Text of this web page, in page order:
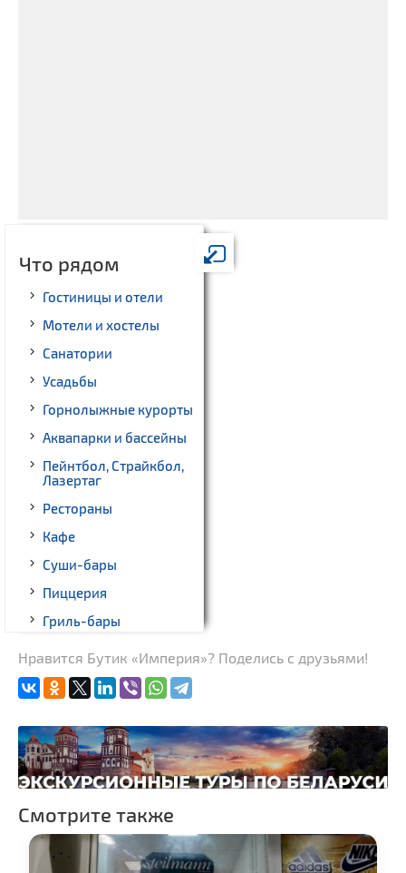
Что рядом
Гостиницы и отели
Мотели и хостелы
Санатории
Усадьбы
Горнолыжные курорты
Аквапарки и бассейны
Пейнтбол, Страйкбол,
Лазертаг
Рестораны
Кафе
Суши-бары
Пиццерия
Гриль-бары
Театры
Боулинг
Бильярд
Казино
Торговые центры,
универмаги
Фирменные магазины,
Нравится Бутик «Империя»? Поделись с друзьями!
Смотрите также